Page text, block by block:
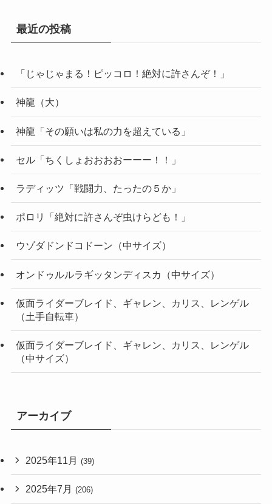
最近の投稿
「じゃじゃまる！ピッコロ！絶対に許さんぞ！」
神龍（大）
神龍「その願いは私の力を超えている」
セル「ちくしょおおおおーーー！！」
ラディッツ「戦闘力、たったの５か」
ポロリ「絶対に許さんぞ虫けらども！」
ウゾダドンドコドーン（中サイズ）
オンドゥルルラギッタンディスカ（中サイズ）
仮面ライダーブレイド、ギャレン、カリス、レンゲル
（土手自転車）
仮面ライダーブレイド、ギャレン、カリス、レンゲル
（中サイズ）
アーカイブ
2025年11月 (39)
2025年7月 (206)